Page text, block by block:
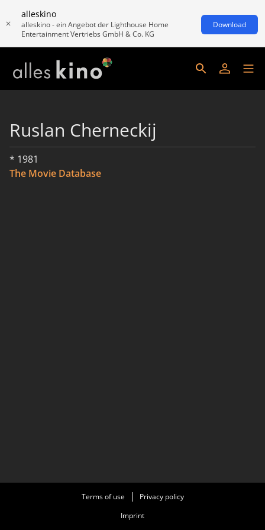
alleskino
alleskino - ein Angebot der Lighthouse Home
Entertainment Vertriebs GmbH & Co. KG
Download
Ruslan Cherneckij
* 1981
The Movie Database
Terms of use
Privacy policy
Imprint